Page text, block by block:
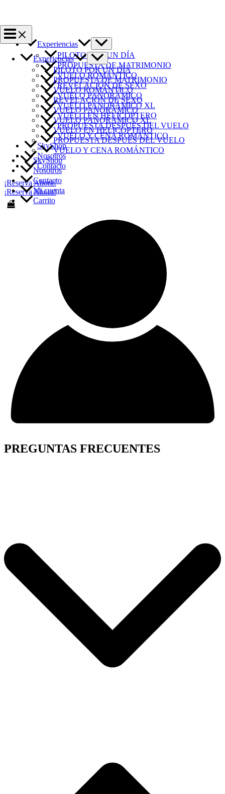
contenido
Experiencias
PILOTO POR UN DÍA
PROPUESTA DE MATRIMONIO
VUELO ROMÁNTICO
REVELACIÓN DE SEXO
VUELO PANORÁMICO
VUELO PANORÁMICO XL
VUELO EN HELICOPTERO
PROPUESTA DESPUÉS DEL VUELO
VUELO Y CENA ROMÁNTICO
SkyShop
Nosotros
Contacto
¡Reserva Ahora!
¡Reserva Ahora!
Experiencias
PILOTO POR UN DÍA
PROPUESTA DE MATRIMONIO
VUELO ROMÁNTICO
REVELACIÓN DE SEXO
VUELO PANORÁMICO
VUELO PANORÁMICO XL
VUELO EN HELICOPTERO
PROPUESTA DESPUÉS DEL VUELO
VUELO Y CENA ROMÁNTICO
SkyShop
Nosotros
Contacto
Mi cuenta
Carrito
PREGUNTAS FRECUENTES